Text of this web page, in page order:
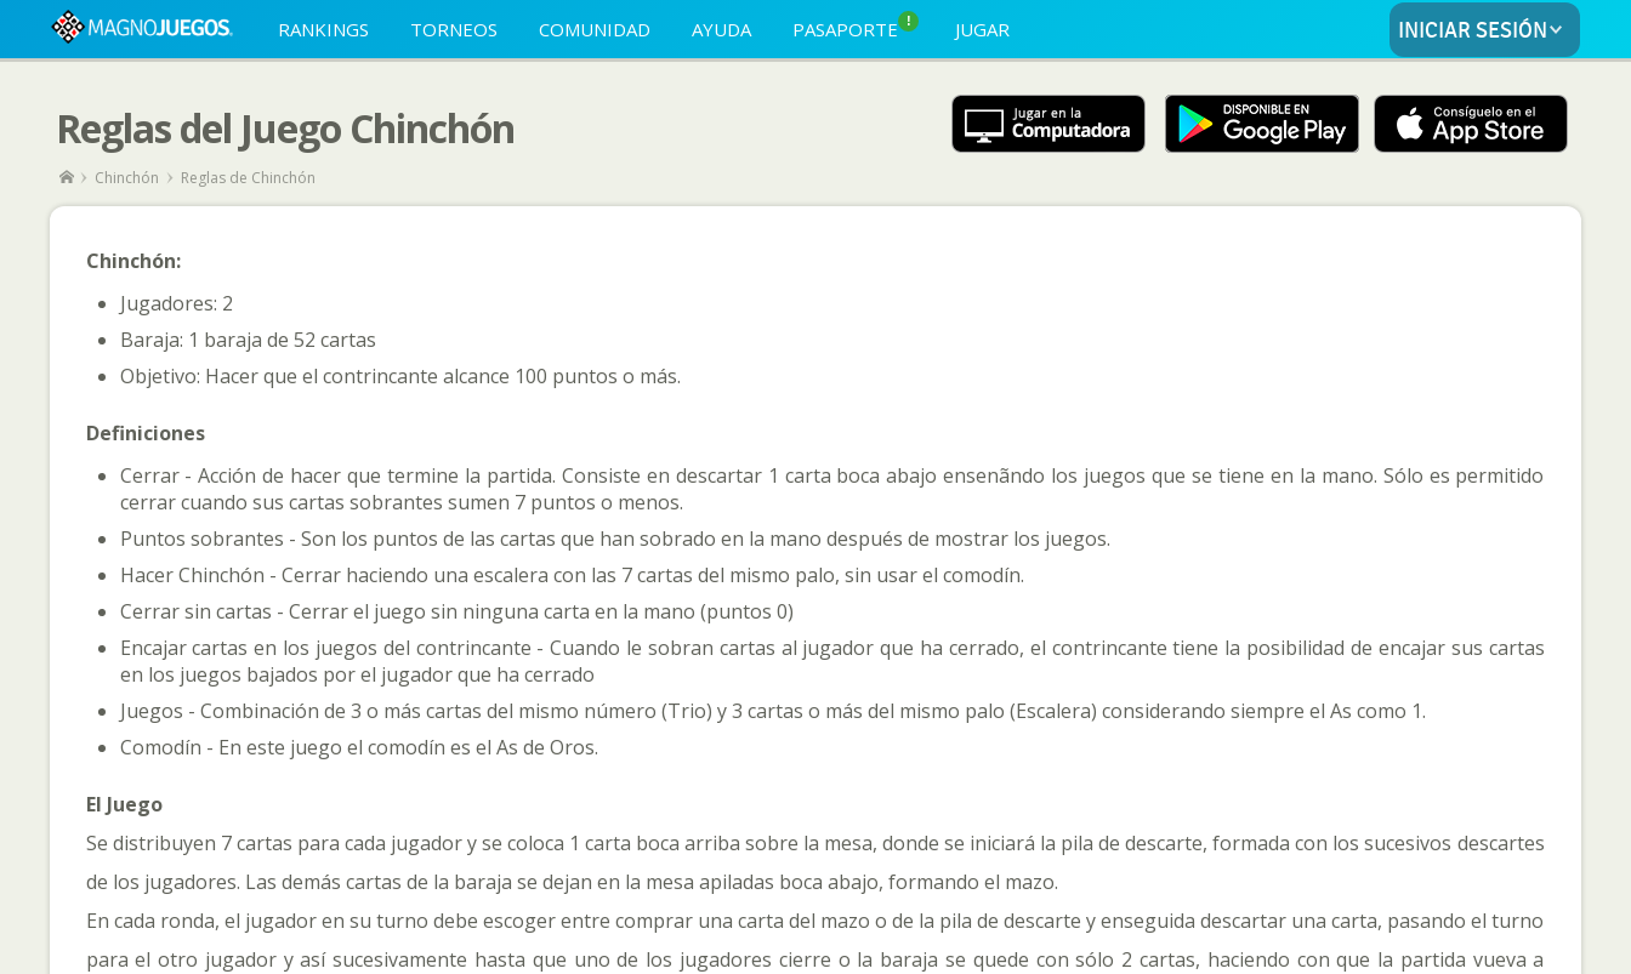
RANKINGS TORNEOS COMUNIDAD AYUDA PASAPORTE ! JUGAR INICIAR SESIÓN
Reglas del Juego Chinchón
Chinchón Reglas de Chinchón
Chinchón:
Jugadores: 2
Baraja: 1 baraja de 52 cartas
Objetivo: Hacer que el contrincante alcance 100 puntos o más.
Definiciones
Cerrar - Acción de hacer que termine la partida. Consiste en descartar 1 carta boca abajo ensenãndo los juegos que se tiene en la mano. Sólo es permitido
cerrar cuando sus cartas sobrantes sumen 7 puntos o menos.
Puntos sobrantes - Son los puntos de las cartas que han sobrado en la mano después de mostrar los juegos.
Hacer Chinchón - Cerrar haciendo una escalera con las 7 cartas del mismo palo, sin usar el comodín.
Cerrar sin cartas - Cerrar el juego sin ninguna carta en la mano (puntos 0)
Encajar cartas en los juegos del contrincante - Cuando le sobran cartas al jugador que ha cerrado, el contrincante tiene la posibilidad de encajar sus cartas
en los juegos bajados por el jugador que ha cerrado
Juegos - Combinación de 3 o más cartas del mismo número (Trio) y 3 cartas o más del mismo palo (Escalera) considerando siempre el As como 1.
Comodín - En este juego el comodín es el As de Oros.
El Juego
Se distribuyen 7 cartas para cada jugador y se coloca 1 carta boca arriba sobre la mesa, donde se iniciará la pila de descarte, formada con los sucesivos descartes
de los jugadores. Las demás cartas de la baraja se dejan en la mesa apiladas boca abajo, formando el mazo.
En cada ronda, el jugador en su turno debe escoger entre comprar una carta del mazo o de la pila de descarte y enseguida descartar una carta, pasando el turno
para el otro jugador y así sucesivamente hasta que uno de los jugadores cierre o la baraja se quede con sólo 2 cartas, haciendo con que la partida vueva a